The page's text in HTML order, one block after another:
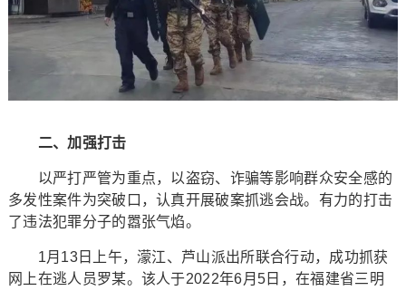
二、加强打击
以严打严管为重点，以盗窃、诈骗等影响群众安全感的
多发性案件为突破口，认真开展破案抓逃会战。有力的打击
了违法犯罪分子的嚣张气焰。
1月13日上午，濛江、芦山派出所联合行动，成功抓获
网上在逃人员罗某。该人于2022年6月5日，在福建省三明